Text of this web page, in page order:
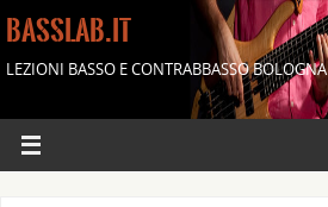
BASSLAB.IT
LEZIONI BASSO E CONTRABBASSO BOLOGNA